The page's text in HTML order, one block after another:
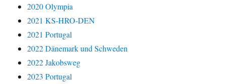
2020 Olympia
2021 KS-HRO-DEN
2021 Portugal
2022 Dänemark und Schweden
2022 Jakobsweg
2023 Portugal